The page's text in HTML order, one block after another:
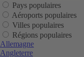
Pays populaires
Aéroports populaires
Villes populaires
Régions populaires
Allemagne
Angleterre